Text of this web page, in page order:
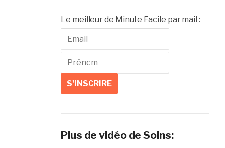
Le meilleur de Minute Facile par mail :
Plus de vidéo de Soins: